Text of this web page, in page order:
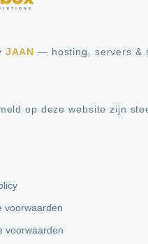
JAAN — hosting, servers &
op deze website zijn
voorwaarden
voorwaarden